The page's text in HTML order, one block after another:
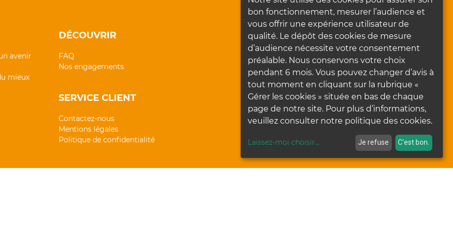
avenir
mieux
DÉCOUVRIR
FAQ
Nos engagements
SERVICE CLIENT
Contactez-nous
Mentions légales
Politique de confidentialité
bon fonctionnement, mesurer l’audience et
vous offrir une expérience utilisateur de
qualité. Le dépôt des cookies de mesure
d’audience nécessite votre consentement
préalable. Nous conservons votre choix
pendant 6 mois. Vous pouvez changer d’avis à
tout moment en cliquant sur la rubrique «
Gérer les cookies » située en bas de chaque
page de notre site. Pour plus d’informations,
veuillez consulter notre politique des cookies.
Laissez-moi choisir... Je refuse C'est bon.